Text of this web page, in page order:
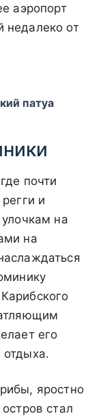
аэропорт
недалеко от
патуа
почти
и
на
на
его
яростно
стал